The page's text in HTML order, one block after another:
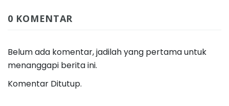
0 KOMENTAR
Belum ada komentar, jadilah yang pertama untuk
menanggapi berita ini.
Komentar Ditutup.